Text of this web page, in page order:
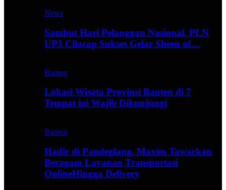
News
Sambut Hari Pelanggan Nasional, PLN
UP3 Cilacap Sukses Gelar Sheen of…
Banten
Lokasi Wisata Provinsi Banten di 7
Tempat ini Wajib Dikunjungi
Banten
Hadir di Pandeglang, Maxim Tawarkan
Beragam Layanan Transportasi
OnlineHingga Delivery